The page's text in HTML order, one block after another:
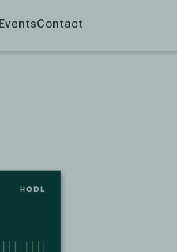
EventsContact